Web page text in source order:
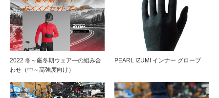
2022 冬～厳冬期ウェア―の組み合
わせ（中～高強度向け）
PEARL IZUMI インナー グローブ